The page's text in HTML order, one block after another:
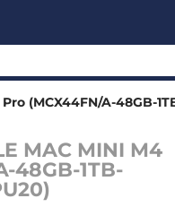
(MCX44FN/A-48GB-
MAC MINI M4
48GB-1TB-